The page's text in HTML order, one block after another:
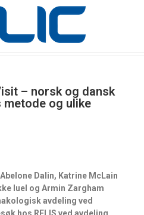
– norsk og dansk
og ulike
Dalin, Katrine McLain
Iuel og Armin Zargham
avdeling ved